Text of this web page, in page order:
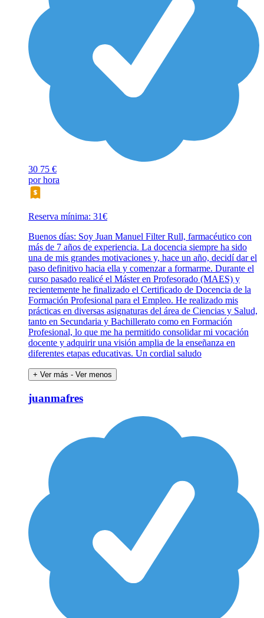
30 75 €
por hora
Reserva mínima: 31€
Buenos días: Soy Juan Manuel Filter Rull, farmacéutico con
más de 7 años de experiencia. La docencia siempre ha sido
una de mis grandes motivaciones y, hace un año, decidí dar el
paso definitivo hacia ella y comenzar a formarme. Durante el
curso pasado realicé el Máster en Profesorado (MAES) y
recientemente he finalizado el Certificado de Docencia de la
Formación Profesional para el Empleo. He realizado mis
prácticas en diversas asignaturas del área de Ciencias y Salud,
tanto en Secundaria y Bachillerato como en Formación
Profesional, lo que me ha permitido consolidar mi vocación
docente y adquirir una visión amplia de la enseñanza en
diferentes etapas educativas. Un cordial saludo
+ Ver más - Ver menos
juanmafres